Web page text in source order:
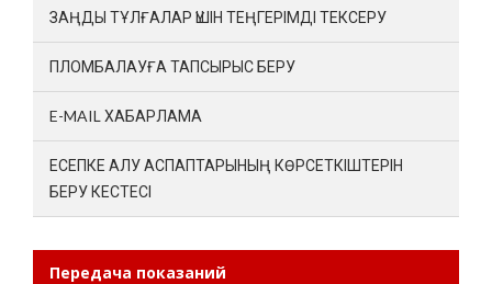
ЗАҢДЫ ТҰЛҒАЛАР ҮШІН ТЕҢГЕРІМДІ ТЕКСЕРУ
ПЛОМБАЛАУҒА ТАПСЫРЫС БЕРУ
E-MAIL ХАБАРЛАМА
ЕСЕПКЕ АЛУ АСПАПТАРЫНЫҢ КӨРСЕТКІШТЕРІН
БЕРУ КЕСТЕСІ
Передача показаний